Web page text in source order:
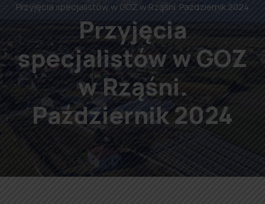
Przyjęcia specjalistów w GOZ w Rząśni. Październik 2024
Przyjęcia
specjalistów w GOZ
w Rząśni.
Październik 2024